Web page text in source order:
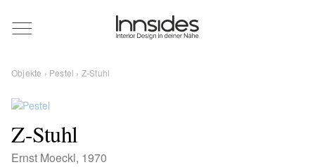
Magazin
Showrooms
Objekte › Pestel › Z-Stuhl
Z-Stuhl
Ernst Moeckl, 1970